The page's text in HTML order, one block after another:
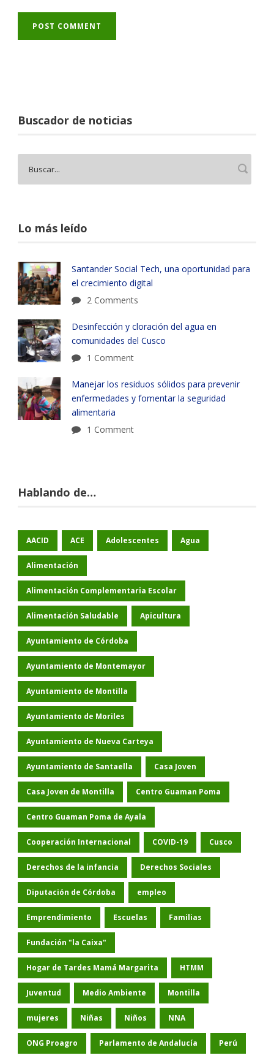
Buscador de noticias
Lo más leído
Santander Social Tech, una oportunidad para
el crecimiento digital
2 Comments
Desinfección y cloración del agua en
comunidades del Cusco
1 Comment
Manejar los residuos sólidos para prevenir
enfermedades y fomentar la seguridad
alimentaria
1 Comment
Hablando de…
AACID ACE Adolescentes Agua
Alimentación
Alimentación Complementaria Escolar
Alimentación Saludable Apicultura
Ayuntamiento de Córdoba
Ayuntamiento de Montemayor
Ayuntamiento de Montilla
Ayuntamiento de Moriles
Ayuntamiento de Nueva Carteya
Ayuntamiento de Santaella Casa Joven
Casa Joven de Montilla Centro Guaman Poma
Centro Guaman Poma de Ayala
Cooperación Internacional COVID-19 Cusco
Derechos de la infancia Derechos Sociales
Diputación de Córdoba empleo
Emprendimiento Escuelas Familias
Fundación "la Caixa"
Hogar de Tardes Mamá Margarita HTMM
Juventud Medio Ambiente Montilla
mujeres Niñas Niños NNA
ONG Proagro Parlamento de Andalucía Perú